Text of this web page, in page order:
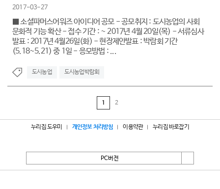
2017-03-27
■ 소셜파머스어워즈 아이디어 공모 - 공모취지 : 도시농업의 사회
문화적 기능 확산 - 접수 기간 : ~ 2017년 4월 20일(목) - 서류심사
발표 : 2017년 4월26일(화) - 현장제안발표 : 박람회 기간
(5.18~5.21) 중 1일 - 응모방법 : ...
도시농업 도시농업박람회
1 2
누리집 도우미 개인정보 처리방침 이용약관 누리집 바로잡기
PC버전